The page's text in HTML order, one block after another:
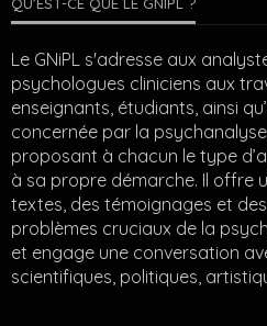
Le GNiPL s'adresse aux
psychologues cliniciens aux
enseignants, étudiants, ainsi
concernée par la
proposant à chacun le type
à sa propre démarche. Il offre
textes, des témoignages et
problèmes cruciaux de la
et engage une conversation
scientifiques, politiques,